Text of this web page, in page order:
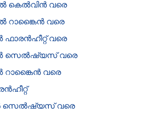
കെൽ‌വിൻ വരെ
റാങ്കൈൻ വരെ
വരെ
സെൽ‌ഷ്യസ് വരെ
വരെ
സെൽഷ്യസ് വരെ